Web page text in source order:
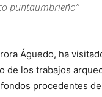
puntaumbrieño”
Águedo, ha
de los trabajos
procedentes